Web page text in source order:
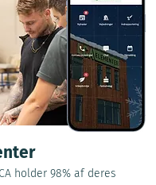
holder 98% af deres